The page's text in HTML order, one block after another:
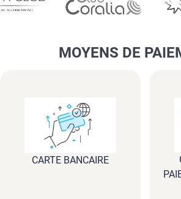
MOYENS DE
CARTE BANCAIRE